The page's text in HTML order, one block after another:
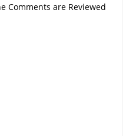
Comments are Reviewed